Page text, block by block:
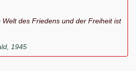
des Friedens und der Freiheit ist
1945